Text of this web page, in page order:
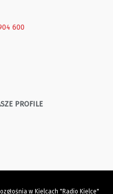
600
PROFILE
w Kielcach "Radio Kielce"